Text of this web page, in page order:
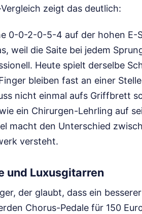
zeigt das deutlich:
0-0-2-0-5-4 auf der hohen E-
weil die Saite bei jedem
Heute spielt derselbe
bleiben fast an einer
nicht einmal aufs Griffbrett
ein Chirurgen-Lehrling auf
macht den Unterschied
versteht.
und Luxusgitarren
der glaubt, dass ein
Chorus-Pedale für 150